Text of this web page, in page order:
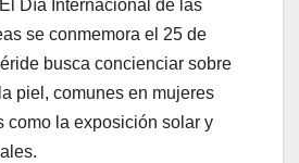
El Día Internacional de las
se conmemora el 25 de
busca concienciar sobre
piel, comunes en mujeres
como la exposición solar y